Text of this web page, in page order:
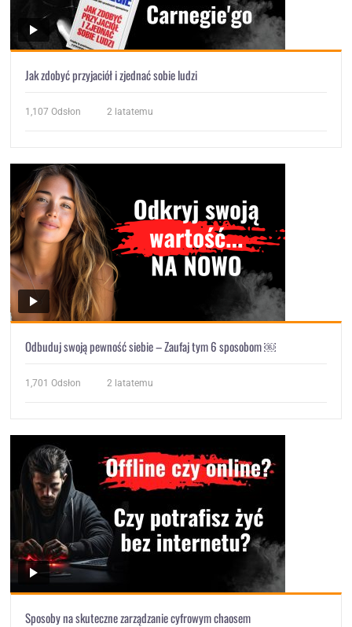
Jak zdobyć przyjaciół i zjednać sobie ludzi
1,107 Odsłon 2 latatemu
Odbuduj swoją pewność siebie – Zaufaj tym 6 sposobom ￼
1,701 Odsłon 2 latatemu
Sposoby na skuteczne zarządzanie cyfrowym chaosem